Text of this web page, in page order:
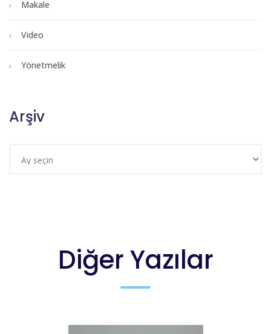
Makale
Video
Yönetmelik
Arşiv
Diğer Yazılar